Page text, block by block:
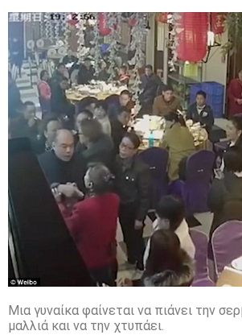
Μια γυναίκα φαίνεται να πιάνει την
μαλλιά και να την χτυπάει.